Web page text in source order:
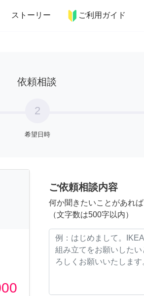
ストーリー ご利用ガイド
・習い事 ペット 料理
依頼相談
2
希望日時
ご依頼相談内容
何か聞きたいことがあれ
（文字数は500字以内）